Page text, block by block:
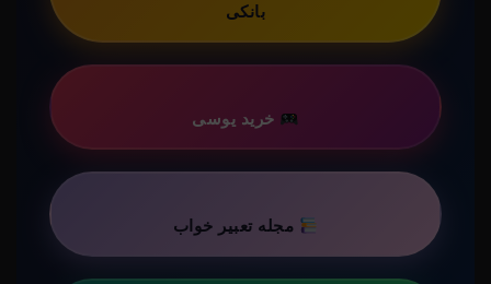
بانکی
خرید یوسی
مجله تعبیر خواب